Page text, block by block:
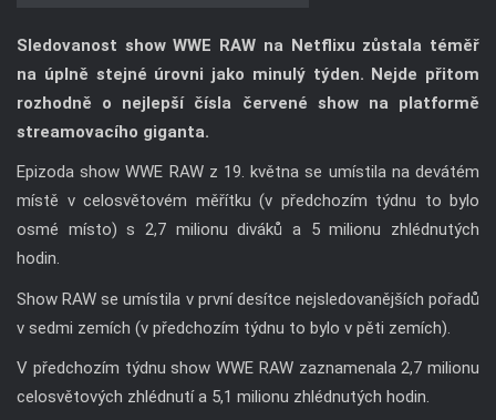
Sledovanost show WWE RAW na Netflixu zůstala téměř
na úplně stejné úrovni jako minulý týden. Nejde přitom
rozhodně o nejlepší čísla červené show na platformě
streamovacího giganta.
Epizoda show WWE RAW z 19. května se umístila na devátém
místě v celosvětovém měřítku (v předchozím týdnu to bylo
osmé místo) s 2,7 milionu diváků a 5 milionu zhlédnutých
hodin.
Show RAW se umístila v první desítce nejsledovanějších pořadů
v sedmi zemích (v předchozím týdnu to bylo v pěti zemích).
V předchozím týdnu show WWE RAW zaznamenala 2,7 milionu
celosvětových zhlédnutí a 5,1 milionu zhlédnutých hodin.